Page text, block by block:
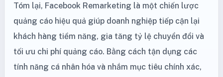
Tóm lại, Facebook Remarketing là một chiến lược
quảng cáo hiệu quả giúp doanh nghiệp tiếp cận lại
khách hàng tiềm năng, gia tăng tỷ lệ chuyển đổi và
tối ưu chi phí quảng cáo. Bằng cách tận dụng các
tính năng cá nhân hóa và nhắm mục tiêu chính xác,